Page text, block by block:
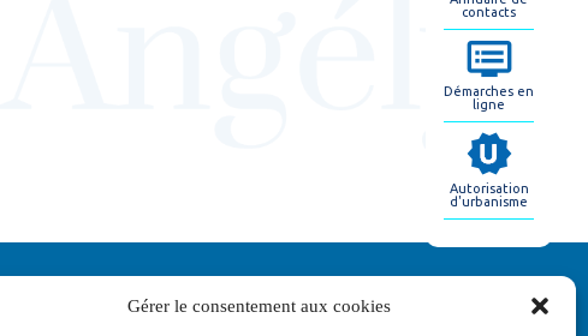
Gérer le consentement aux cookies
contacts
Démarches en
ligne
Autorisation
d'urbanisme